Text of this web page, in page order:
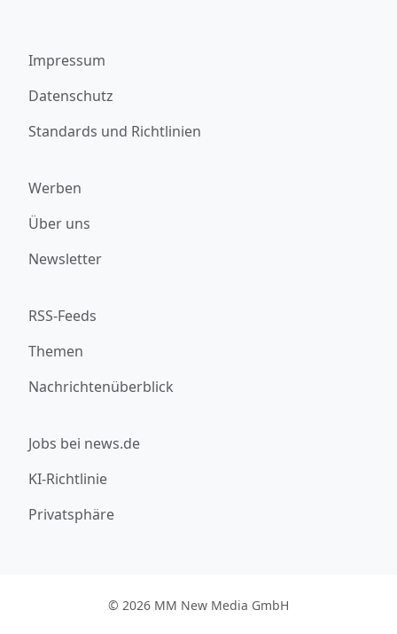
Impressum
Datenschutz
Standards und Richtlinien
Werben
Über uns
Newsletter
RSS-Feeds
Themen
Nachrichtenüberblick
Jobs bei news.de
KI-Richtlinie
Privatsphäre
© 2026 MM New Media GmbH